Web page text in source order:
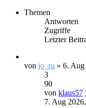
Themen
Antworten
Zugriffe
Letzter
von jo_ru » 6.
3
90
von klaus57
7. Aug